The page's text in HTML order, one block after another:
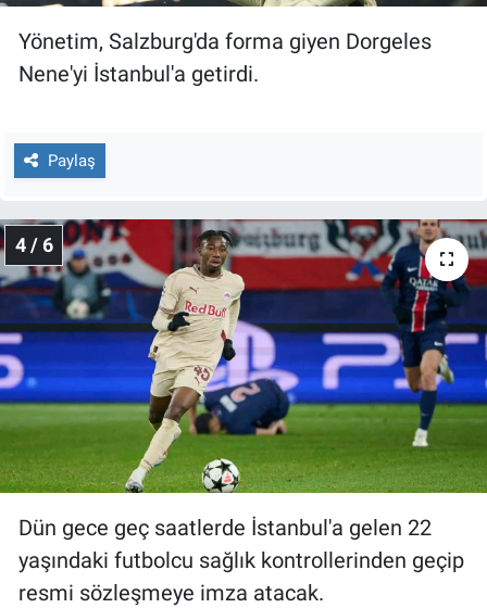
Yönetim, Salzburg'da forma giyen Dorgeles
Nene'yi İstanbul'a getirdi.
Paylaş
4 / 6
Dün gece geç saatlerde İstanbul'a gelen 22
yaşındaki futbolcu sağlık kontrollerinden geçip
resmi sözleşmeye imza atacak.